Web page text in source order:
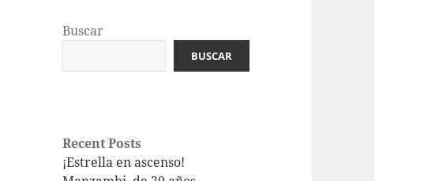
Buscar
BUSCAR
Recent Posts
¡Estrella en ascenso!